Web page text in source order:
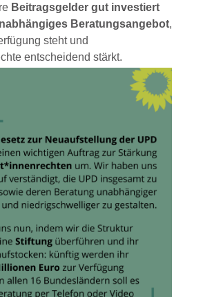
Beitragsgelder gut investiert
Beratungsangebot,
steht und
entscheidend stärkt.